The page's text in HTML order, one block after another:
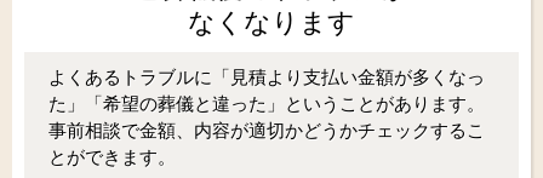
なくなります
よくあるトラブルに「見積より支払い金額が多くなっ
た」「希望の葬儀と違った」ということがあります。
事前相談で金額、内容が適切かどうかチェックするこ
とができます。